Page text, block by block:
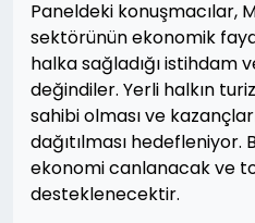
Paneldeki konuşmacılar,
sektörünün ekonomik
halka sağladığı istihdam
değindiler. Yerli halkın
sahibi olması ve
dağıtılması hedefleniyor.
ekonomi canlanacak ve
desteklenecektir.